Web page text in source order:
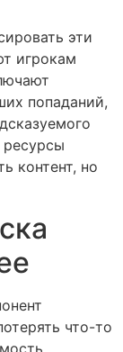
эти
игрокам
попаданий,
контент, но
что-то